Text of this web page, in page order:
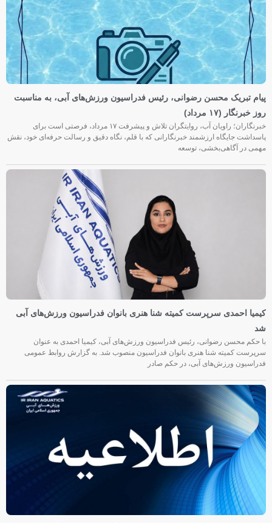
پیام تبریک محسن رضوانی، رئیس فدراسیون ورزش‌های آبی، به مناسبت
روز خبرنگار (۱۷ مرداد)
خبرنگاران؛ راویان آب، روایتگران تلاش و پیشرفت ۱۷ مرداد، فرصتی است برای
پاسداشت جایگاه ارزشمند خبرنگارانی که با قلم، نگاه دقیق و رسالت حرفه‌ای خود، نقش
مهمی در آگاهی‌بخشی، توسعه
کیمیا احمدی سرپرست کمیته شنا هنری بانوان فدراسیون ورزش‌های آبی
شد
با حکم محسن رضوانی، رئیس فدراسیون ورزش‌های آبی، کیمیا احمدی به عنوان
سرپرست کمیته شنا هنری بانوان فدراسیون منصوب شد. به گزارش روابط عمومی
فدراسیون ورزش‌های آبی، در حکم صادر